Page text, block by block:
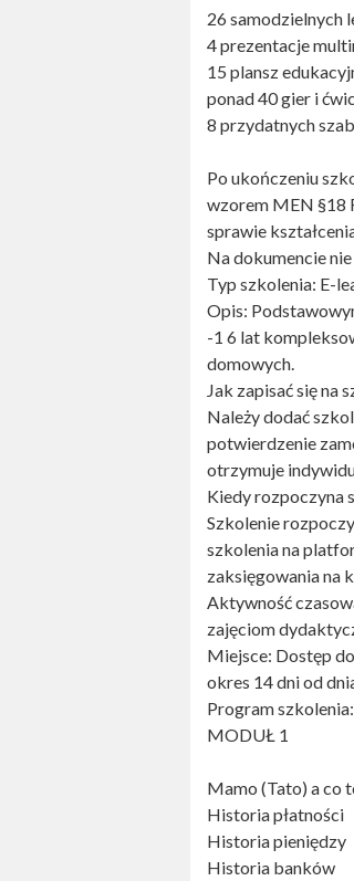
26 samodzielnych
4 prezentacje
15 plansz
ponad 40 gier i
8 przydatnych
Po ukończeniu
wzorem MEN §18
sprawie
Na dokumencie
Typ szkolenia: E-
Opis:
-1 6 lat
domowych.
Jak zapisać się na
Należy dodać
potwierdzenie
otrzymuje
Kiedy rozpoczyna
Szkolenie
szkolenia na
zaksięgowania na
Aktywność
zajęciom
Miejsce: Dostęp
okres 14 dni od
Program szkolenia:
MODUŁ 1
Mamo (Tato) a co
Historia płatności
Historia pieniędzy
Historia banków